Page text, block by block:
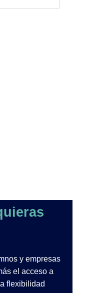
y empresas
el acceso a
flexibilidad